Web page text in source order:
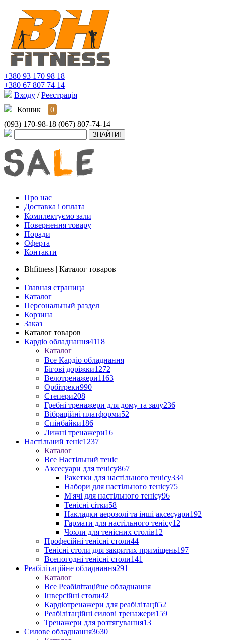
+380 93 170 98 18
+380 67 807 74 14
Входу / Реєстрація
Кошик
0
(093) 170-98-18 (067) 807-74-14
Про нас
Доставка і оплата
Комплектуємо зали
Повернення товару
Поради
Оферта
Контакти
Bhfitness | Каталог товаров
Главная страница
Каталог
Персональный раздел
Корзина
Заказ
Каталог товаров
Кардіо обладнання4118
Каталог
Все Кардіо обладнання
Бігові доріжки1272
Велотренажери1163
Орбітреки990
Степери208
Гребні тренажери для дому та залу236
Вібраційні платформи52
Спінбайки186
Лижні тренажери16
Настільний теніс1237
Каталог
Все Настільний теніс
Аксесуари для тенісу867
Ракетки для настільного тенісу334
Набори для настільного тенісу75
М'ячі для настільного тенісу96
Тенісні сітки58
Накладки аерозолі та інші аксесуари192
Гармати для настільного тенісу12
Чохли для тенісних столів12
Професійні тенісні столи44
Тенісні столи для закритих приміщень197
Всепогодні тенісні столи141
Реабілітаційне обладнання291
Каталог
Все Реабілітаційне обладнання
Інверсійні столи42
Кардіотренажери для реабілітації52
Реабілітаційні силові тренажери159
Тренажери для розтягування13
Силове обладнання3630